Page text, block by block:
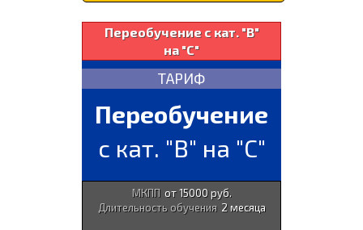
Переобучение с кат. "В"
на "С"
ТАРИФ
Переобучение
с кат. "В" на "С"
МКПП от 15000 руб.
Длительность обучения 2 месяца